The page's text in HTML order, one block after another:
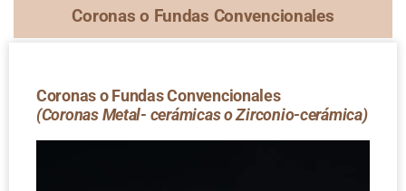
Coronas o Fundas Convencionales
Coronas o Fundas Convencionales
(Coronas Metal- cerámicas o Zirconio-cerámica)